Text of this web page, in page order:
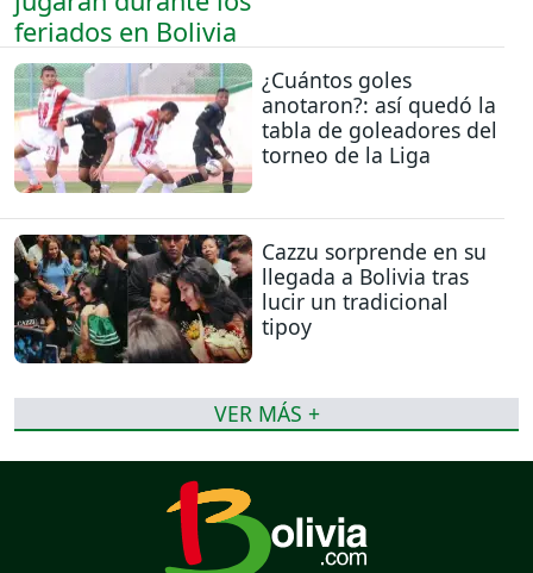
¿Cuántos goles
anotaron?: así quedó la
tabla de goleadores del
torneo de la Liga
Cazzu sorprende en su
llegada a Bolivia tras
lucir un tradicional
tipoy
VER MÁS +